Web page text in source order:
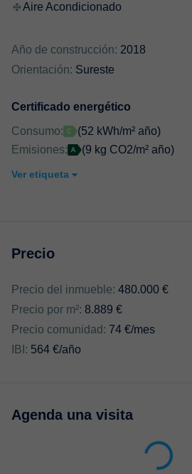
Aire Acondicionado
Año de construcción: 2018
Orientación: Sureste
Certificado energético
Consumo:
(52 kWh/m² año)
Emisiones:
(9 kg CO2/m² año)
Ver etiqueta
Precio
Precio del inmueble: 480.000 €
Precio por m²: 8.889 €
Precio comunidad: 74 €/mes
IBI: 564 €/año
Agenda una visita